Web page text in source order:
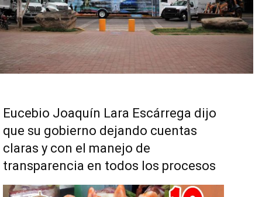
Eucebio Joaquín Lara Escárrega dijo
que su gobierno dejando cuentas
claras y con el manejo de
transparencia en todos los procesos